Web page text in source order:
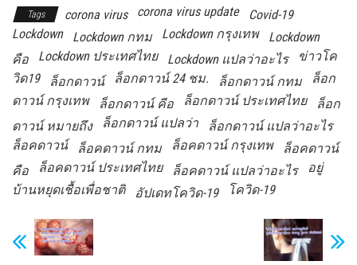
Tags corona virus corona virus update
Covid-19
Lockdown
Lockdown กทม Lockdown กรุงเทพ
Lockdown
คือ
Lockdown ประเทศไทย Lockdown แปลว่าอะไร
ข่าวโค
วิด19
ล็อกดาวน์ ล็อกดาวน์ 24 ชม. ล็อกดาวน์ กทม
ล็อก
ดาวน์ กรุงเทพ
ล็อกดาวน์ คีอ ล็อกดาวน์ ประเทศไทย
ล็อก
ดาวน์ หมายถึง
ล็อกดาวน์ แปลว่า
ล็อกดาวน์ แปลว่าอะไร
ล็อคดาวน์
ล็อคดาวน์ กทม ล็อคดาวน์ กรุงเทพ
ล็อคดาวน์
คือ
ล็อคดาวน์ ประเทศไทย ล็อคดาวน์ แปลว่าอะไร
อยู่
บ้านหยุดเชื้อเพื่อชาติ
อัปเดทโควิด-19 โควิด-19